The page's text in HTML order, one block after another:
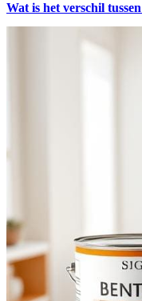
Wat is het verschil